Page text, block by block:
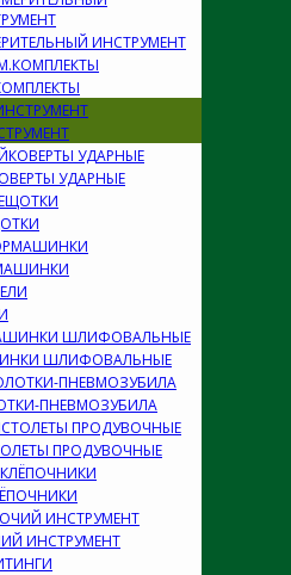
ИНСТРУМЕНТ
УДАРНЫЕ
ШЛИФОВАЛЬНЫЕ
ПНЕВМОЗУБИЛА
ПРОДУВОЧНЫЕ
ИНСТРУМЕНТ